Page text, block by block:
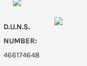
D.U.N.S.
NUMBER:
466174648